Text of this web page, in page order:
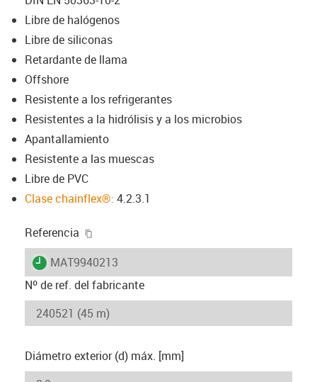
Libre de halógenos
Libre de siliconas
Retardante de llama
Offshore
Resistente a los refrigerantes
Resistentes a la hidrólisis y a los microbios
Apantallamiento
Resistente a las muescas
Libre de PVC
Clase chainflex®: 4.2.3.1
Referencia
igus-icon-lieferzeit
MAT9940213
Nº de ref. del fabricante
Diámetro exterior (d) máx. [mm]